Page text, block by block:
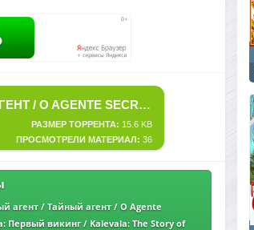
СКАЧАТЬ ТОРРЕНТ СЕКРЕТНЫЙ АГЕНТ / O AGENTE SECRETO / THE SECRET AGENT (2025) BDRIP ОТ MEGAPEER | D | ВЕЛЕС
РАЗМЕР ТОРРЕНТА: 15.6 KB
ПРОСМОТРЕЛИ МАТЕРИАЛ: 36
агент / Тайный агент / O Agente
Agent (2025) WEB-DLRip | L |
Первый викинг / Kalevala: The Story of